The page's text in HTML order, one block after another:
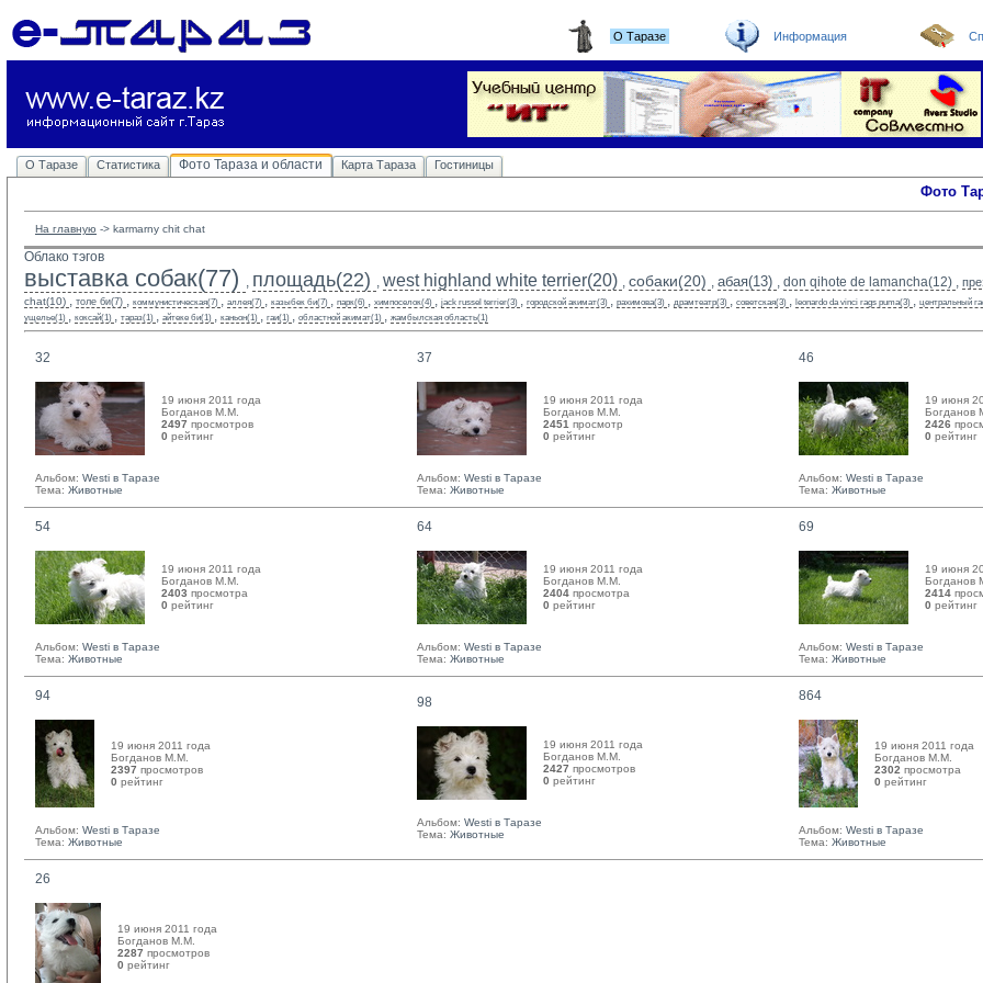
О Таразе Информация
О Таразе Статистика Фото Тараза и области Карта Тараза Гостиницы
Фото
На главную -> karmarny chit chat
Облако тэгов
выставка собак(77) , площадь(22) , west highland white terrier(20) , собаки(20) , абая(13) , don qihote de lamancha(12) ,
chat(10) , толе би(7) , коммунистическая(7) , аллея(7) , казыбек би(7) , парк(6) , химпоселок(4) , jack russel terrier(3) , городской акимат(3) , рахимова(3) , драмтеатр(3) , советская(3) , leonardo da vinci rags puma(3) , центральный
ущелье(1) , коксай(1) , тараз(1) , айтеке би(1) , каньон(1) , гаи(1) , областной акимат(1) , жамбылская область(1)
32
19 июня 2011 года
Богданов М.М.
2497 просмотров
0 рейтинг
Альбом: Westi в Таразе
Тема: Животные
37
19 июня 2011 года
Богданов М.М.
2451 просмотр
0 рейтинг
Альбом: Westi в Таразе
Тема: Животные
46
19 июня
Богданов
2426
0 рейтинг
Альбом: Westi в Таразе
Тема: Животные
54
19 июня 2011 года
Богданов М.М.
2403 просмотра
0 рейтинг
Альбом: Westi в Таразе
Тема: Животные
64
19 июня 2011 года
Богданов М.М.
2404 просмотра
0 рейтинг
Альбом: Westi в Таразе
Тема: Животные
69
19 июня
Богданов
2414
0 рейтинг
Альбом: Westi в Таразе
Тема: Животные
94
19 июня 2011 года
Богданов М.М.
2397 просмотров
0 рейтинг
Альбом: Westi в Таразе
Тема: Животные
98
19 июня 2011 года
Богданов М.М.
2427 просмотров
0 рейтинг
Альбом: Westi в Таразе
Тема: Животные
864
19 июня 2011 года
Богданов М.М.
2302 просмотра
0 рейтинг
Альбом: Westi в Таразе
Тема: Животные
26
19 июня 2011 года
Богданов М.М.
2287 просмотров
0 рейтинг